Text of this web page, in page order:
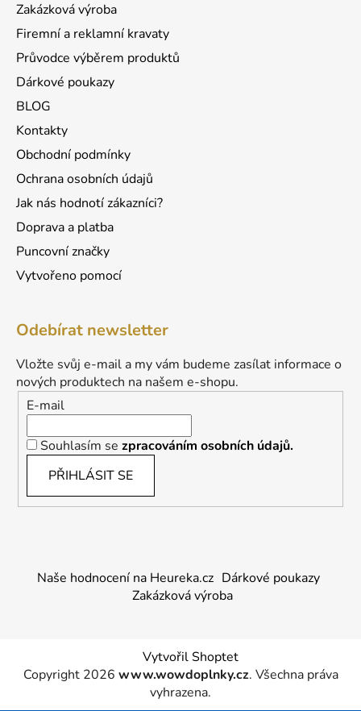
Zakázková výroba
Firemní a reklamní kravaty
Průvodce výběrem produktů
Dárkové poukazy
BLOG
Kontakty
Obchodní podmínky
Ochrana osobních údajů
Jak nás hodnotí zákazníci?
Doprava a platba
Puncovní značky
Vytvořeno pomocí
Odebírat newsletter
Vložte svůj e-mail a my vám budeme zasílat informace o
nových produktech na našem e-shopu.
E-mail
Souhlasím se zpracováním osobních údajů.
PŘIHLÁSIT SE
Naše hodnocení na Heureka.cz Dárkové poukazy
Zakázková výroba
Vytvořil Shoptet
Copyright 2026 www.wowdoplnky.cz. Všechna práva
vyhrazena.